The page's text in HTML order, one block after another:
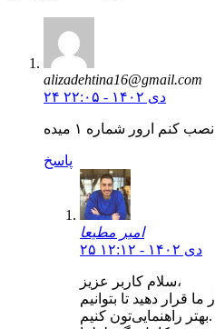
alizadehtina16@gmail.com
۲۴ دی ۱۴۰۲ - ۲۲:۰۵
کنم ارور شماره ۱ میده
پاسخ
امیر مطیعا
۲۵ دی ۱۴۰۲ - ۱۲:۱۲
سلام کاربر عزیز،
قرار دهید تا بتوانیم
بهتر راهنمایی‌تون کنیم.